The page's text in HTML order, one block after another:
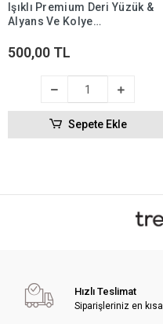
Işıklı Premium Deri Yüzük &
Alyans Ve Kolye
500,00 TL
Sepete Ekle
Hızlı Teslimat
Siparişleriniz en